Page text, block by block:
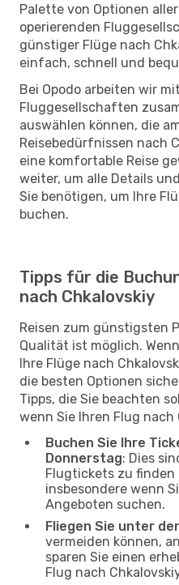
Palette von Optionen
operierenden
günstiger Flüge nach
einfach, schnell und
Bei Opodo arbeiten wir
Fluggesellschaften
auswählen können, die
Reisebedürfnissen nach
eine komfortable Reise
weiter, um alle Details
Sie benötigen, um Ihre
buchen.
Tipps für die
nach Chkalovskiy
Reisen zum günstigsten
Qualität ist möglich.
Ihre Flüge nach
die besten Optionen
Tipps, die Sie beachten
wenn Sie Ihren Flug nach
Buchen Sie Ihre
Donnerstag: Dies
Flugtickets zu finden
insbesondere wenn
Angeboten suchen.
Fliegen Sie unter
vermeiden können,
sparen Sie einen
Flug nach